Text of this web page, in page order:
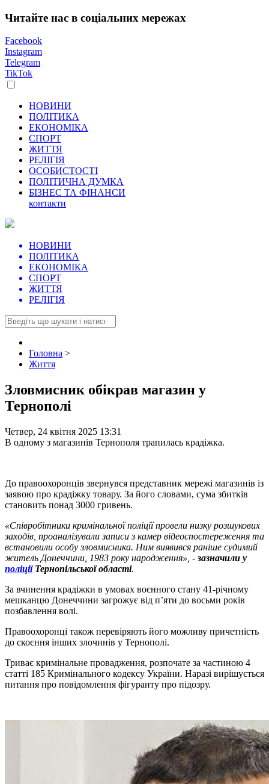
Читайте нас в соціальних мережах
Facebook
Instagram
Telegram
TikTok
НОВИНИ
ПОЛІТИКА
ЕКОНОМІКА
СПОРТ
ЖИТТЯ
РЕЛІГІЯ
ОСОБИСТОСТІ
ПОЛІТИЧНА ДУМКА
БІЗНЕС ТА ФІНАНСИ
контакти
НОВИНИ
ПОЛІТИКА
ЕКОНОМІКА
СПОРТ
ЖИТТЯ
РЕЛІГІЯ
Головна >
Життя
Зловмисник обікрав магазин у
Тернополі
Четвер, 24 квітня 2025 13:31
В одному з магазинів Тернополя трапилась крадіжка.
До правоохоронців звернувся представник мережі магазинів із
заявою про крадіжку товару. За його словами, сума збитків
становить понад 3000 гривень.
«Співробітники кримінальної поліції провели низку розшукових
заходів, проаналізували записи з камер відеоспостереження та
встановили особу зловмисника. Ним виявився раніше судимий
житель Донеччини, 1983 року народження», - зазначили у
поліції Тернопільської області.
За вчинення крадіжки в умовах воєнного стану 41-річному
мешканцю Донеччини загрожує від п’яти до восьми років
позбавлення волі.
Правоохоронці також перевіряють його можливу причетність
до скоєння інших злочинів у Тернополі.
Триває кримінальне провадження, розпочате за частиною 4
статті 185 Кримінального кодексу України. Наразі вирішується
питання про повідомлення фігуранту про підозру.